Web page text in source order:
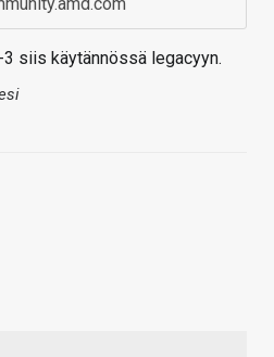
siis käytännössä legacyyn.